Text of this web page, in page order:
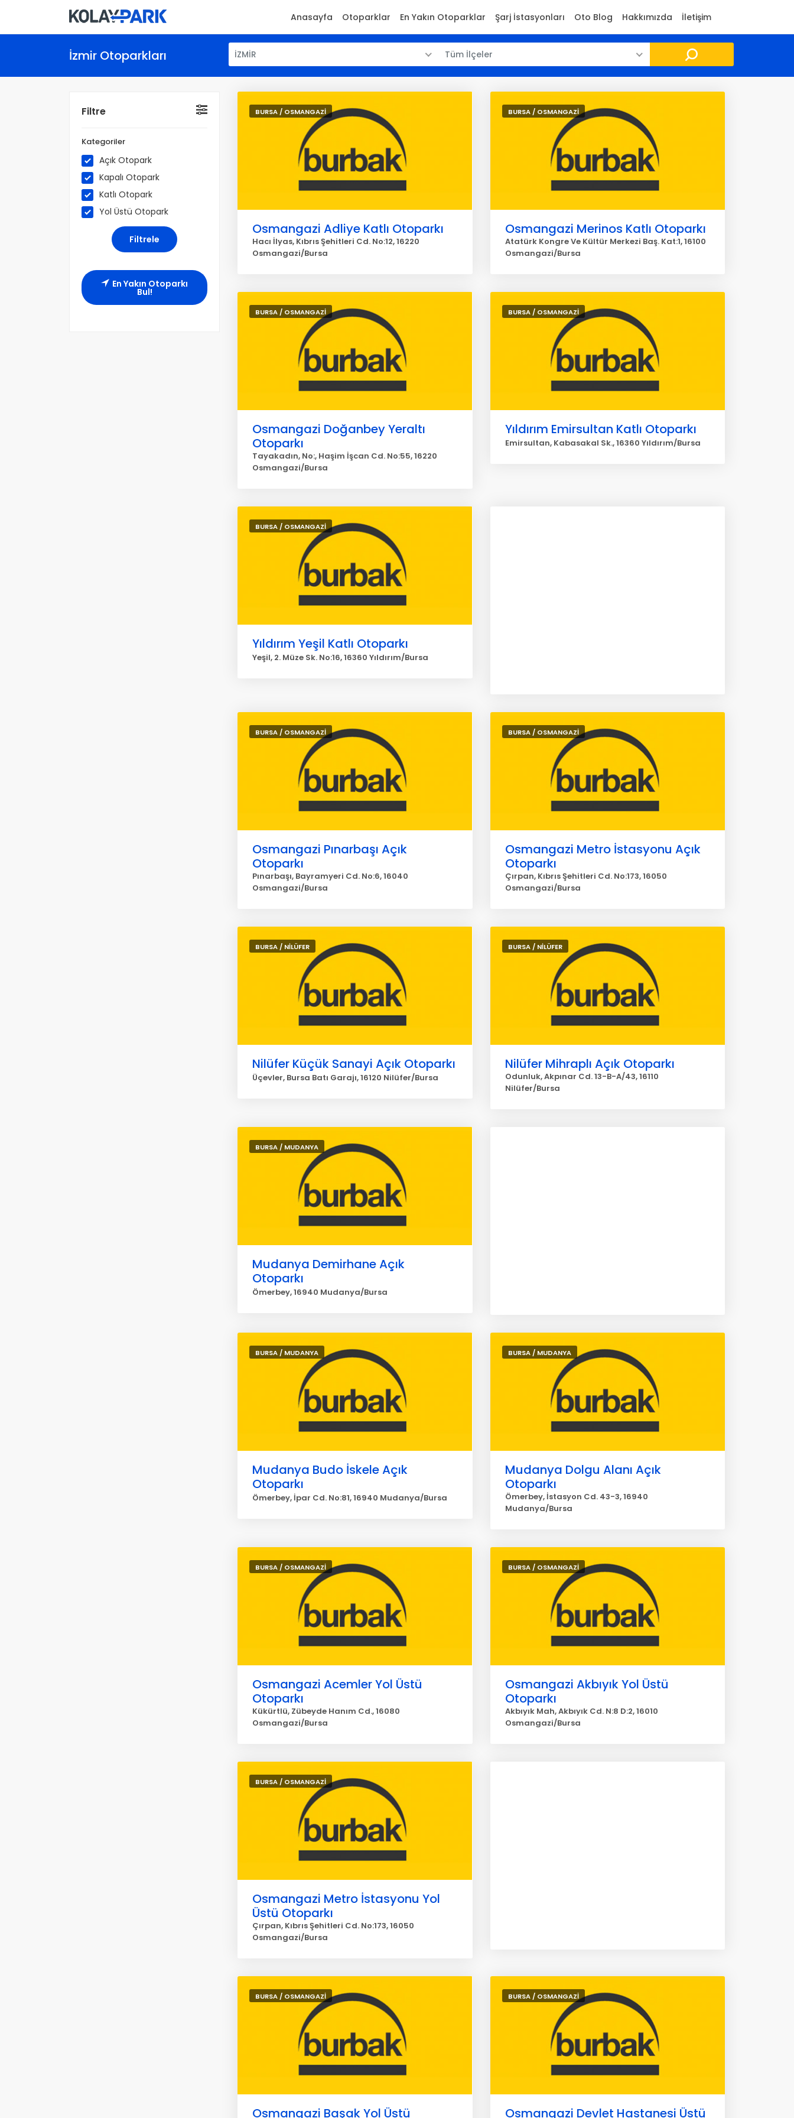
Anasayfa Otoparklar En Yakın Otoparklar Şarj İstasyonları Oto Blog Hakkımızda İletişim
İzmir Otoparkları İZMİR Tüm İlçeler
Filtre
Kategoriler
Açık Otopark
Kapalı Otopark
Katlı Otopark
Yol Üstü Otopark
En Yakın Otoparkı
Bul!
BURSA / OSMANGAZİ
Osmangazi Adliye Katlı Otoparkı
Hacı İlyas, Kıbrıs Şehitleri Cd. No:12, 16220
Osmangazi/Bursa
BURSA / OSMANGAZİ
Osmangazi Merinos Katlı Otoparkı
Atatürk Kongre Ve Kültür Merkezi Baş. Kat:1, 16100
Osmangazi/Bursa
BURSA / OSMANGAZİ
Osmangazi Doğanbey Yeraltı
Otoparkı
Tayakadın, No:, Haşim İşcan Cd. No:55, 16220
Osmangazi/Bursa
BURSA / OSMANGAZİ
Yıldırım Emirsultan Katlı Otoparkı
Emirsultan, Kabasakal Sk., 16360 Yıldırım/Bursa
BURSA / OSMANGAZİ
Yıldırım Yeşil Katlı Otoparkı
Yeşil, 2. Müze Sk. No:16, 16360 Yıldırım/Bursa
BURSA / OSMANGAZİ
Osmangazi Pınarbaşı Açık
Otoparkı
Pınarbaşı, Bayramyeri Cd. No:6, 16040
Osmangazi/Bursa
BURSA / OSMANGAZİ
Osmangazi Metro İstasyonu Açık
Otoparkı
Çırpan, Kıbrıs Şehitleri Cd. No:173, 16050
Osmangazi/Bursa
BURSA / NİLÜFER
Nilüfer Küçük Sanayi Açık Otoparkı
Üçevler, Bursa Batı Garajı, 16120 Nilüfer/Bursa
BURSA / NİLÜFER
Nilüfer Mihraplı Açık Otoparkı
Odunluk, Akpınar Cd. 13-B-A/43, 16110
Nilüfer/Bursa
BURSA / MUDANYA
Mudanya Demirhane Açık
Otoparkı
Ömerbey, 16940 Mudanya/Bursa
BURSA / MUDANYA
Mudanya Budo İskele Açık
Otoparkı
Ömerbey, İpar Cd. No:81, 16940 Mudanya/Bursa
BURSA / MUDANYA
Mudanya Dolgu Alanı Açık
Otoparkı
Ömerbey, İstasyon Cd. 43-3, 16940
Mudanya/Bursa
BURSA / OSMANGAZİ
Osmangazi Acemler Yol Üstü
Otoparkı
Kükürtlü, Zübeyde Hanım Cd., 16080
Osmangazi/Bursa
BURSA / OSMANGAZİ
Osmangazi Akbıyık Yol Üstü
Otoparkı
Akbıyık Mah, Akbıyık Cd. N:8 D:2, 16010
Osmangazi/Bursa
BURSA / OSMANGAZİ
Osmangazi Metro İstasyonu Yol
Üstü Otoparkı
Çırpan, Kıbrıs Şehitleri Cd. No:173, 16050
Osmangazi/Bursa
BURSA / OSMANGAZİ
Osmangazi Başak Yol Üstü
BURSA / OSMANGAZİ
Osmangazi Devlet Hastanesi Üstü